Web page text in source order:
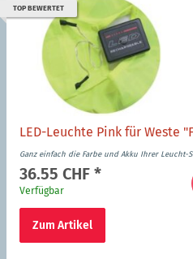
TOP BEWERTET
LED-Leuchte Pink für Weste
Ganz einfach die Farbe und Akku Ihrer Leucht-
36.55 CHF *
Verfügbar
Zum Artikel